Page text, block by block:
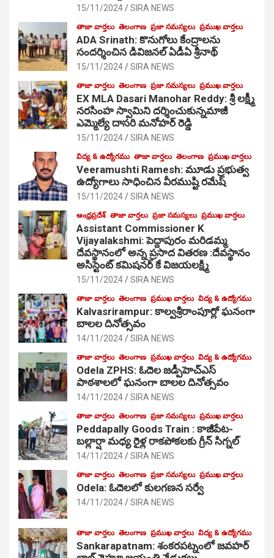
15/11/2024 SIRA NEWS
తాజా వార్తలు తెలంగాణ ప్రజా సమస్యలు ప్రముఖ వార్తలు
ADA Srinath: కొనుగోలు కేంద్రాల‌ను
సంద‌ర్శించిన డివిజనల్ ఏడీఏ శ్రీనాథ్
15/11/2024 SIRA NEWS
తాజా వార్తలు తెలంగాణ ప్రజా సమస్యలు ప్రముఖ వార్తలు
EX MLA Dasari Manohar Reddy: శ్రీ లక్ష్మీ
నరసింహ స్వామిని దర్శించుకున్నమాజీ
ఎమ్మెల్యే దాసరి మనోహర్ రెడ్డి
15/11/2024 SIRA NEWS
విద్య & ఉద్యోగము తాజా వార్తలు తెలంగాణ ప్రముఖ వార్తలు
Veeramushti Ramesh: మూడు ప్రభుత్వ
ఉద్యోగాలు సాధించిన వీరముష్టి రమేష్
15/11/2024 SIRA NEWS
ఆంధ్రప్రదేశ్ తాజా వార్తలు ప్రజా సమస్యలు ప్రముఖ వార్తలు
Assistant Commissioner K
Vijayalakshmi: పెద్దాపురం మరిడమ్మ
దేవస్థానంలో అన్న ప్రసాద వితరణ :దేవస్థానం
అసిస్టెంట్ కమిషనర్ కే విజయలక్ష్మి
15/11/2024 SIRA NEWS
తాజా వార్తలు తెలంగాణ ప్రముఖ వార్తలు విద్య & ఉద్యోగము
Kalvasrirampur: కాల్వశ్రీరాంపూర్లో ఘనంగా
బాలల దినోత్సవం
14/11/2024 SIRA NEWS
తాజా వార్తలు తెలంగాణ ప్రముఖ వార్తలు విద్య & ఉద్యోగము
Odela ZPHS: ఓదెల జ‌డ్పీహెచ్ఎస్
పాఠ‌శాల‌లో ఘనంగా బాలల దినోత్సవం
14/11/2024 SIRA NEWS
తాజా వార్తలు తెలంగాణ ప్రజా సమస్యలు ప్రముఖ వార్తలు
Peddapally Goods Train : కాజీపేట-
బల్లార్షా మధ్య రైళ్ల రాకపోకలకు గ్రీన్ సిగ్నల్
14/11/2024 SIRA NEWS
తాజా వార్తలు తెలంగాణ ప్రజా సమస్యలు ప్రముఖ వార్తలు
Odela: ఓదెలలో కులగణన సర్వే
14/11/2024 SIRA NEWS
తాజా వార్తలు తెలంగాణ ప్రముఖ వార్తలు విద్య & ఉద్యోగము
Sankarapatnam: శంకరపట్నంలో జవహర్